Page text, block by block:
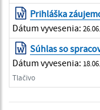
Prihláška
Dátum vyvesenia:
Súhlas so
Dátum vyvesenia:
Tlačivo